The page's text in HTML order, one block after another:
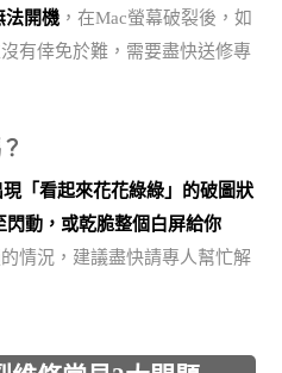
法開機 ，在Mac螢幕破裂後，如
有倖免於難，需要盡快送修專
「看起來花花綠綠」的破圖狀
動，或乾脆整個白屏給你
情況，建議盡快請專人幫忙解